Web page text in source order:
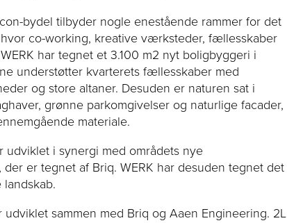
bydel tilbyder nogle enestående rammer for det
co-working, kreative værksteder, fællesskaber
har tegnet et 3.100 m2 nyt boligbyggeri i
understøtter kvarterets fællesskaber med
og store altaner. Desuden er naturen sat i
grønne parkomgivelser og naturlige facader,
materiale.
udviklet i synergi med områdets nye
er tegnet af Briq. WERK har desuden tegnet det
sammen med Briq og Aaen Engineering. 2L